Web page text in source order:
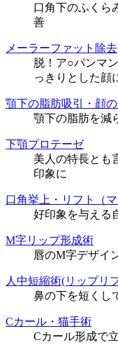
口角下のふくら
善
メーラーファット除去
脱！ア○パンマ
っきりとした顔
顎下の脂肪吸引・顔の
顎下の脂肪を減
下顎プロテーゼ
美人の特長とも
印象に
口角挙上・リフト（
好印象を与える
M字リップ形成術
唇のM字デザイ
人中短縮術(リップリ
鼻の下を短くし
Cカール・猫手術
Cカール形成で